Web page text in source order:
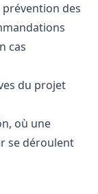
des
cas
du projet
où une
se déroulent